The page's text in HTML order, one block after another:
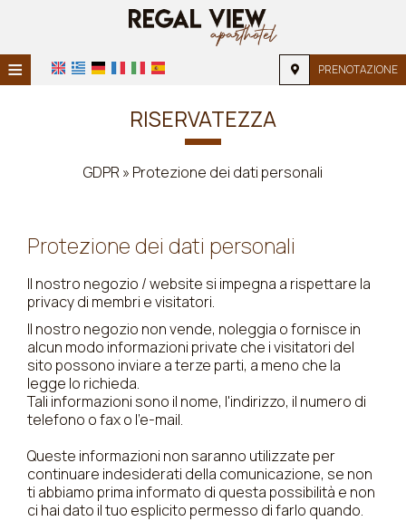
≡ PRENOTAZIONE
POSIZIONE
ALLOGGIO
GALLERIA FOTOGRAFICA
FAQ
RISERVATEZZA
GDPR » Protezione dei dati personali
Protezione dei dati personali
Il nostro negozio / website si impegna a rispettare la
privacy di membri e visitatori.
Il nostro negozio non vende, noleggia o fornisce in
alcun modo informazioni private che i visitatori del
sito possono inviare a terze parti, a meno che la
legge lo richieda.
Tali informazioni sono il nome, l'indirizzo, il numero di
telefono o fax o l'e-mail.
Queste informazioni non saranno utilizzate per
continuare indesiderati della comunicazione, se non
ti abbiamo prima informato di questa possibilità e non
ci hai dato il tuo esplicito permesso di farlo quando.